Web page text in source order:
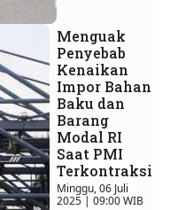
Menguak
Penyebab
Kenaikan
Impor Bahan
Baku dan
Barang
Modal RI
Saat PMI
Terkontraksi
Minggu, 06 Juli
2025 | 09:00 WIB